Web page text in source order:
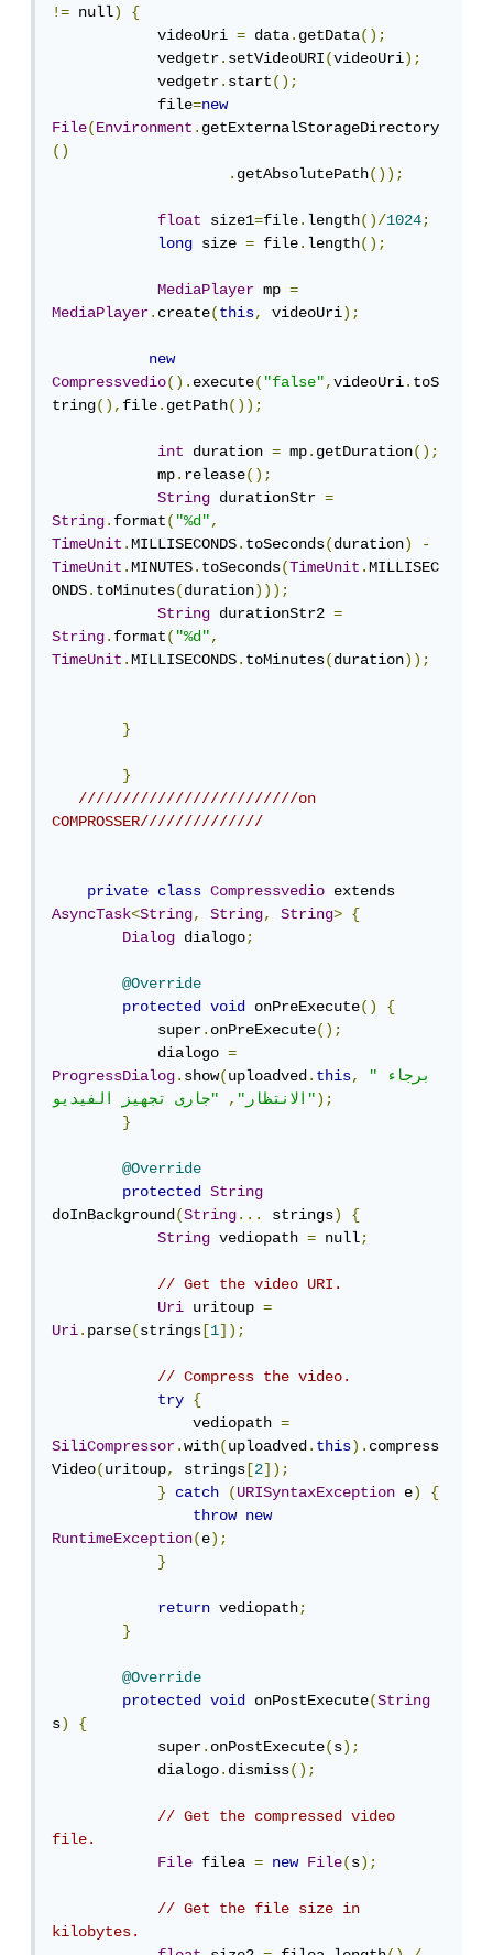
!= null)
{
            videoUri
= data.getData();
            vedgetr
.setVideoURI(videoUri);
            vedgetr
.start();
            file
=new
File(Environment.getExternalStorageDirectory
()
.getAbsolutePath());
float size1=file.length()/1024;
long size = file.length();
MediaPlayer mp =
MediaPlayer.create(this, videoUri);
new
Compressvedio().execute("false",videoUri.toS
tring(),file.getPath());
int duration = mp.getDuration();
            mp
.release();
String durationStr =
String.format("%d",
TimeUnit.MILLISECONDS.toSeconds(duration)
-
TimeUnit.MINUTES.toSeconds(TimeUnit.MILLISEC
ONDS.toMinutes(duration)));
String durationStr2 =
String.format("%d",
TimeUnit.MILLISECONDS.toMinutes(duration));
}
}
/////////////////////////on
COMPROSSER//////////////
private class Compressvedio
AsyncTask<String, String, String>
{
Dialog dialogo;
@Override
protected
void onPreExecute()
{
            super
.onPreExecute();
            dialogo
=
ProgressDialog.show(uploadved.this,
"برجاء
الانتظار", "جارى تجهيز الفيديو");
}
@Override
protected
String
doInBackground(String... strings)
{
String vediopath = null;
// Get the video URI.
Uri uritoup =
Uri.parse(strings [1]);
// Compress the video.
try
{
                vediopath
=
SiliCompressor.with(uploadved.this).compress
Video(uritoup, strings [2]);
}
catch (URISyntaxException e)
{
throw
new
RuntimeException(e);
}
return vediopath;
}
@Override
protected
void onPostExecute(String
s)
{
            super
.onPostExecute(s);
            dialogo
.dismiss();
// Get the compressed video
file.
File filea = new File(s);
// Get the file size in
kilobytes.